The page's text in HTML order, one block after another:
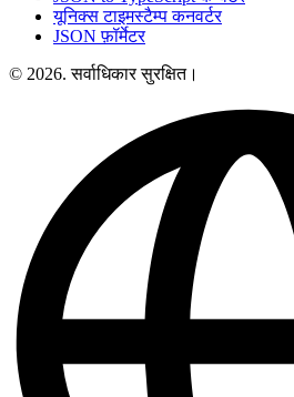
यूनिक्स टाइमस्टैम्प कनवर्टर
JSON फ़ॉर्मेटर
© 2026. सर्वाधिकार सुरक्षित।